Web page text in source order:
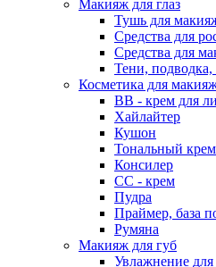
Макияж для глаз
Тушь для
Средства для
Средства для
Тени, подводка,
Косметика для
ВВ - крем для
Хайлайтер
Кушон
Тональный крем
Консилер
СС - крем
Пудра
Праймер, база
Румяна
Макияж для губ
Увлажнение для